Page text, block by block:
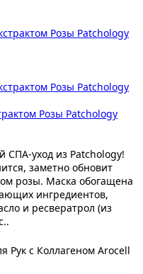
Розы Patchology
СПА-уход из Patchology!
заметно обновит
розы. Маска обогащена
ингредиентов,
и ресвератрол (из
с Коллагеном Arocell